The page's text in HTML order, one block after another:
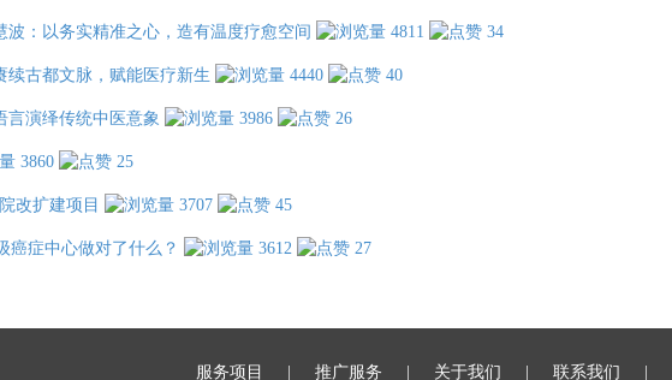
：以务实精准之心，造有温度疗愈空间 4811 34
续古都文脉，赋能医疗新生 4440 40
言演绎传统中医意象 3986 26
3860 25
改扩建项目 3707 45
癌症中心做对了什么？ 3612
27
服务项目 推广服务 关于我们 联系我们